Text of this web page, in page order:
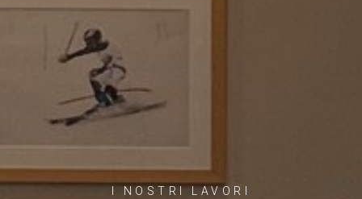
I NOSTRI LAVORI